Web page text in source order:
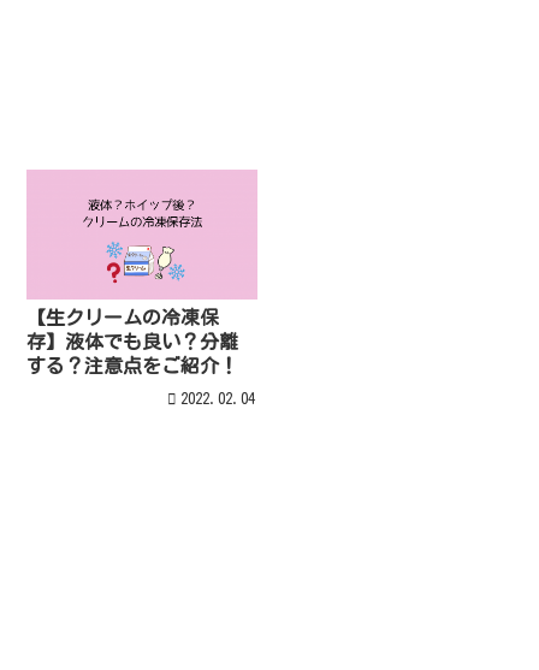
【生クリームの冷凍保
存】液体でも良い？分離
する？注意点をご紹介！
2022.02.04